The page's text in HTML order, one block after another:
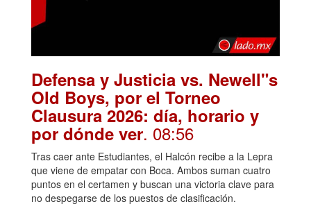
Defensa y Justicia vs. Newell"s
Old Boys, por el Torneo
Clausura 2026: día, horario y
por dónde ver. 08:56
Tras caer ante Estudiantes, el Halcón recibe a la Lepra
que viene de empatar con Boca. Ambos suman cuatro
puntos en el certamen y buscan una victoria clave para
no despegarse de los puestos de clasificación.